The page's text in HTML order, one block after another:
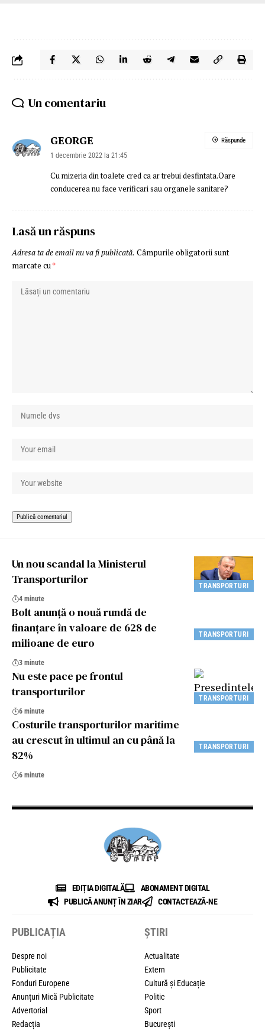
Un comentariu
GEORGE
1 decembrie 2022 la 21:45
Cu mizeria din toalete cred ca ar trebui desfintata.Oare
conducerea nu face verificari sau organele sanitare?
Răspunde
Lasă un răspuns
Adresa ta de email nu va fi publicată. Câmpurile obligatorii sunt
marcate cu *
TRANSPORTURI
Un nou scandal la Ministerul
Transporturilor
4 minute
TRANSPORTURI
Bolt anunță o nouă rundă de
finanțare în valoare de 628 de
milioane de euro
3 minute
TRANSPORTURI
Nu este pace pe frontul
transporturilor
6 minute
TRANSPORTURI
Costurile transporturilor maritime
au crescut în ultimul an cu până la
82%
6 minute
EDIȚIA DIGITALĂ
ABONAMENT DIGITAL
PUBLICĂ ANUNȚ ÎN ZIAR
CONTACTEAZĂ-NE
PUBLICAȚIA
Despre noi
Publicitate
Fonduri Europene
Anunțuri Mică Publicitate
Advertorial
Redacția
ȘTIRI
Actualitate
Extern
Cultură și Educație
Politic
Sport
București